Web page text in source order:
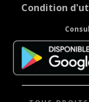
Condition